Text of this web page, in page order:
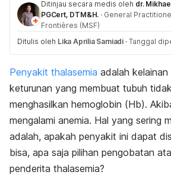
Ditinjau secara medis oleh dr.
PGCert, DTM&H. · General
Frontières (MSF)
Ditulis oleh Lika Aprilia Samiadi · Tanggal
Penyakit thalasemia adalah
keturunan yang membuat tubuh
menghasilkan hemoglobin (Hb).
mengalami anemia. Hal yang sering
adalah, apakah penyakit ini dapat
bisa, apa saja pilihan pengobatan
penderita thalasemia?